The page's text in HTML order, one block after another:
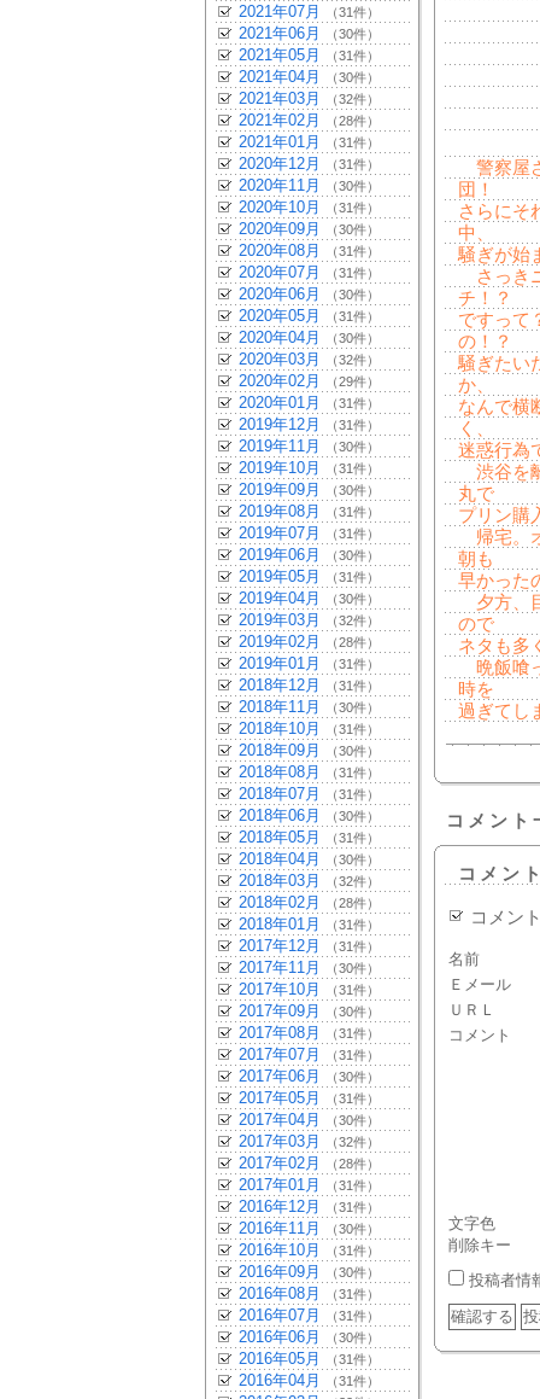
2021年07月 （31件）
2021年06月 （30件）
2021年05月 （31件）
2021年04月 （30件）
2021年03月 （32件）
2021年02月 （28件）
2021年01月 （31件）
2020年12月 （31件）
2020年11月 （30件）
2020年10月 （31件）
2020年09月 （30件）
2020年08月 （31件）
2020年07月 （31件）
2020年06月 （30件）
2020年05月 （31件）
2020年04月 （30件）
2020年03月 （32件）
2020年02月 （29件）
2020年01月 （31件）
2019年12月 （31件）
2019年11月 （30件）
2019年10月 （31件）
2019年09月 （30件）
2019年08月 （31件）
2019年07月 （31件）
2019年06月 （30件）
2019年05月 （31件）
2019年04月 （30件）
2019年03月 （32件）
2019年02月 （28件）
2019年01月 （31件）
2018年12月 （31件）
2018年11月 （30件）
2018年10月 （31件）
2018年09月 （30件）
2018年08月 （31件）
2018年07月 （31件）
2018年06月 （30件）
2018年05月 （31件）
2018年04月 （30件）
2018年03月 （32件）
2018年02月 （28件）
2018年01月 （31件）
2017年12月 （31件）
2017年11月 （30件）
2017年10月 （31件）
2017年09月 （30件）
2017年08月 （31件）
2017年07月 （31件）
2017年06月 （30件）
2017年05月 （31件）
2017年04月 （30件）
2017年03月 （32件）
2017年02月 （28件）
2017年01月 （31件）
2016年12月 （31件）
2016年11月 （30件）
2016年10月 （31件）
2016年09月 （30件）
2016年08月 （31件）
2016年07月 （31件）
2016年06月 （30件）
2016年05月 （31件）
2016年04月 （31件）
警察屋
団！
さらにそ
中、
騒ぎが始
さっき
チ！？
ですって
の！？
騒ぎたい
か、
なんで横
く、
迷惑行為
渋谷を
丸で
プリン購
帰宅。
朝も
早かった
夕方、
ので
ネタも多
晩飯喰
時を
過ぎてし
コメント
コメン
コメン
名前
Ｅメール
ＵＲＬ
コメント
文字色
削除キー
投稿者情